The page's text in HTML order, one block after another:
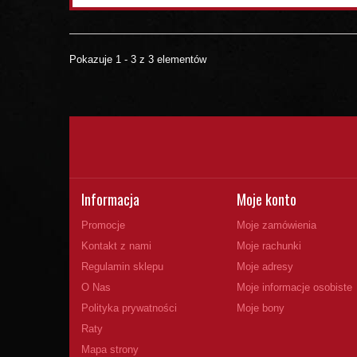
Pokazuje 1 - 3 z 3 elementów
Informacja
Promocje
Kontakt z nami
Regulamin sklepu
O Nas
Polityka prywatności
Raty
Mapa strony
Moje konto
Moje zamówienia
Moje rachunki
Moje adresy
Moje informacje osobiste
Moje bony